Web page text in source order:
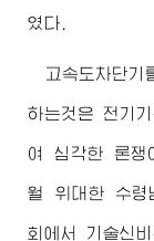
였다.
고속도차단
하는것은 전기
여 심각한 론쟁
월 위대한 수령
회에서 기술신